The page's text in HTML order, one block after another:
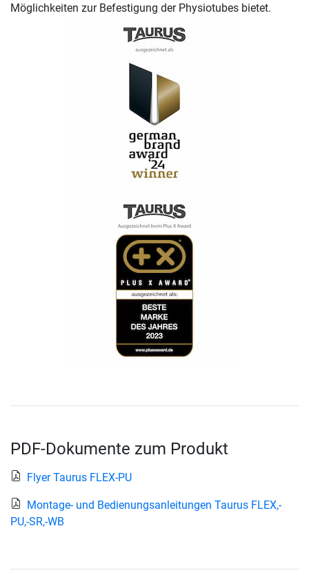
Möglichkeiten zur Befestigung der Physiotubes bietet.
PDF-Dokumente zum Produkt
Flyer Taurus FLEX-PU
Montage- und Bedienungsanleitungen Taurus FLEX,-
PU,-SR,-WB